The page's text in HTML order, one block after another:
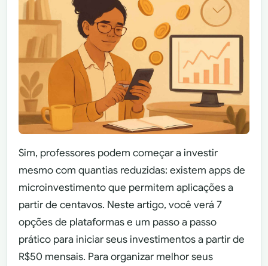
Sim, professores podem começar a investir
mesmo com quantias reduzidas: existem apps de
microinvestimento que permitem aplicações a
partir de centavos. Neste artigo, você verá 7
opções de plataformas e um passo a passo
prático para iniciar seus investimentos a partir de
R$50 mensais. Para organizar melhor seus